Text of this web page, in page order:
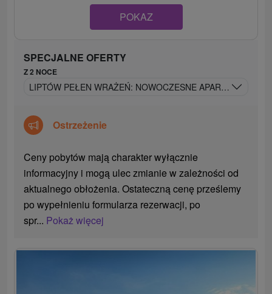
POKAZ
SPECJALNE OFERTY
Z 2 NOCE
LIPTÓW PEŁEN WRAŻEŃ: NOWOCZESNE APARTAMENTY
Ostrzeżenie
Ceny pobytów mają charakter wyłącznie
informacyjny i mogą ulec zmianie w zależności od
aktualnego obłożenia. Ostateczną cenę prześlemy
po wypełnieniu formularza rezerwacji, po
spr... Pokaż więcej